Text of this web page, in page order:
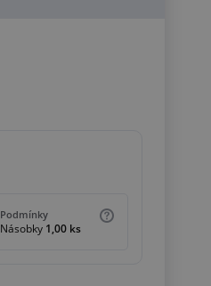
Podmínky
Násobky 1,00 ks